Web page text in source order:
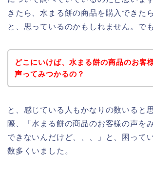
きたら、水まる餅の商品を購入できた
と、思っているのかもしれません。で
どこにいけば、水まる餅の商品のお客
声ってみつかるの？
と、感じている人もかなりの数いると
際、「水まる餅の商品のお客様の声を
できないんだけど、、、」と、困って
数多くいました。